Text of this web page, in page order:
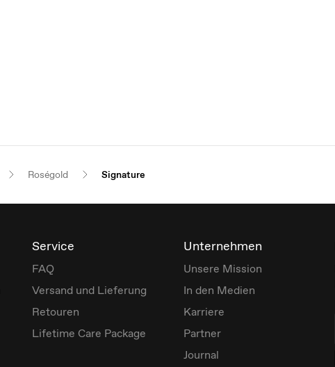
Roségold Signature
Service
FAQ
Versand und Lieferung
Retouren
Lifetime Care Package
Unternehmen
Unsere Mission
In den Medien
Karriere
Partner
Journal